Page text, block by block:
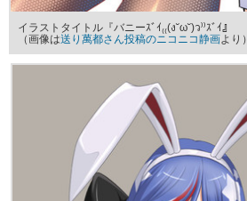
イラストタイトル『バニーｽﾞｲ₍₍(ง˘ω˘)ว⁾⁾ｽﾞｲ』
（画像は送り萬都さん投稿のニコニコ静画より）